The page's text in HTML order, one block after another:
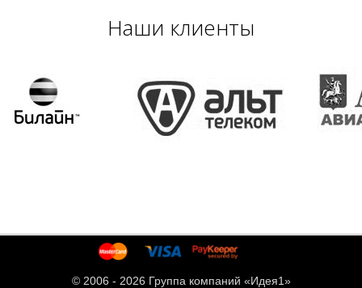
Наши клиенты
© 2006 - 2026 Группа компаний «Идея1»